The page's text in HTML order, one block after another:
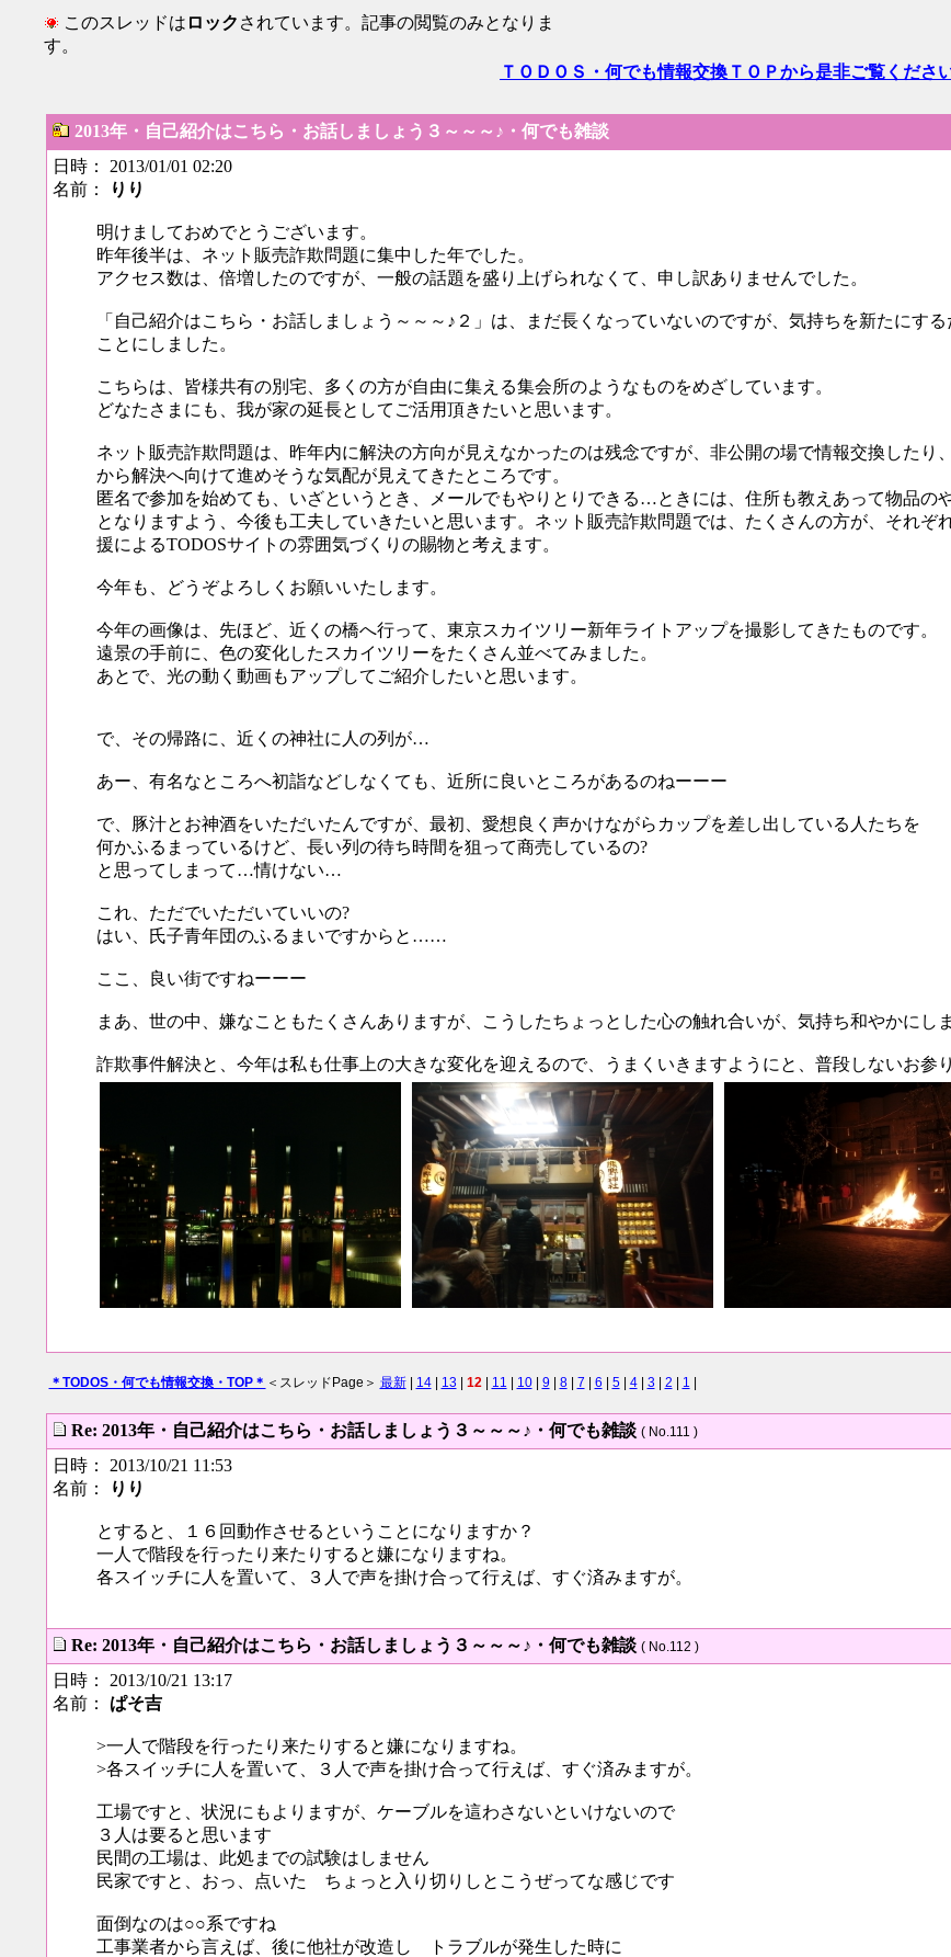
このスレッドは ロック されています。記事の閲覧のみとなりま
す。
ＴＯＤＯＳ・何でも情報交換ＴＯＰから是非ご覧ください
2013年・自己紹介はこちら・お話しましょう３～～～♪・何でも雑談
日時： 2013/01/01 02:20
名前：
りり
明けましておめでとうございます。
昨年後半は、ネット販売詐欺問題に集中した年でした。
アクセス数は、倍増したのですが、一般の話題を盛り上げられなくて、申し訳ありませんでした。
「自己紹介はこちら・お話しましょう～～～♪２」は、まだ長くなっていないのですが、気持ちを新たにす
ことにしました。
こちらは、皆様共有の別宅、多くの方が自由に集える集会所のようなものをめざしています。
どなたさまにも、我が家の延長としてご活用頂きたいと思います。
ネット販売詐欺問題は、昨年内に解決の方向が見えなかったのは残念ですが、非公開の場で情報交換した
から解決へ向けて進めそうな気配が見えてきたところです。
匿名で参加を始めても、いざというとき、メールでもやりとりできる…ときには、住所も教えあって物品
となりますよう、今後も工夫していきたいと思います。ネット販売詐欺問題では、たくさんの方が、それ
援によるTODOSサイトの雰囲気づくりの賜物と考えます。
今年も、どうぞよろしくお願いいたします。
今年の画像は、先ほど、近くの橋へ行って、東京スカイツリー新年ライトアップを撮影してきたものです。
遠景の手前に、色の変化したスカイツリーをたくさん並べてみました。
あとで、光の動く動画もアップしてご紹介したいと思います。
で、その帰路に、近くの神社に人の列が…
あー、有名なところへ初詣などしなくても、近所に良いところがあるのねーーー
で、豚汁とお神酒をいただいたんですが、最初、愛想良く声かけながらカップを差し出している人たちを
何かふるまっているけど、長い列の待ち時間を狙って商売しているの?
と思ってしまって…情けない…
これ、ただでいただいていいの?
はい、氏子青年団のふるまいですからと……
ここ、良い街ですねーーー
まあ、世の中、嫌なこともたくさんありますが、こうしたちょっとした心の触れ合いが、気持ち和やかにしま
詐欺事件解決と、今年は私も仕事上の大きな変化を迎えるので、うまくいきますようにと、普段しないお参
＊TODOS・何でも情報交換・TOP＊ ＜スレッドPage＞ 最新| 14| 13 12| 11 10| 9 8| 7 6 5| 4| 3 2 1
Re: 2013年・自己紹介はこちら・お話しましょう３～～～♪・何でも雑談 ( No.111 )
日時： 2013/10/21 11:53
名前：
りり
とすると、１６回動作させるということになりますか？
一人で階段を行ったり来たりすると嫌になりますね。
各スイッチに人を置いて、３人で声を掛け合って行えば、すぐ済みますが。
Re: 2013年・自己紹介はこちら・お話しましょう３～～～♪・何でも雑談 ( No.112 )
日時： 2013/10/21 13:17
名前： ぱそ吉
>一人で階段を行ったり来たりすると嫌になりますね。
>各スイッチに人を置いて、３人で声を掛け合って行えば、すぐ済みますが。
工場ですと、状況にもよりますが、ケーブルを這わさないといけないので
３人は要ると思います
民間の工場は、此処までの試験はしません
民家ですと、おっ、点いた ちょっと入り切りしとこうぜってな感じです
面倒なのは○○系ですね
工事業者から言えば、後に他社が改造し トラブルが発生した時に